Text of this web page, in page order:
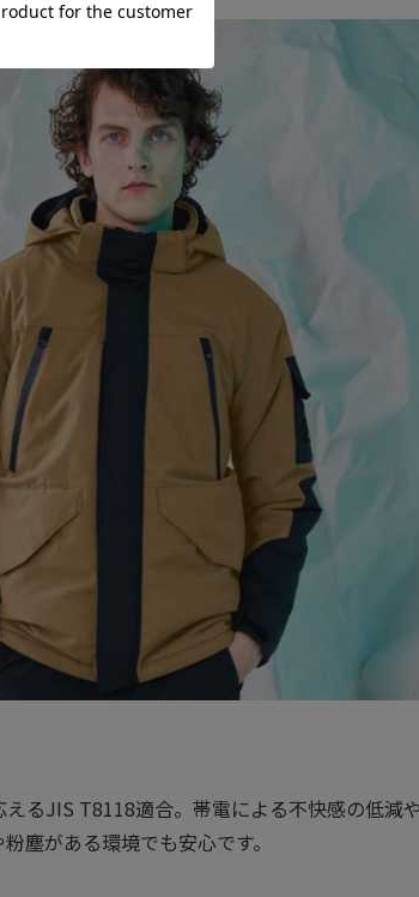
るJIS T8118適合。帯電による不快感の低減
塵がある環境でも安心です。